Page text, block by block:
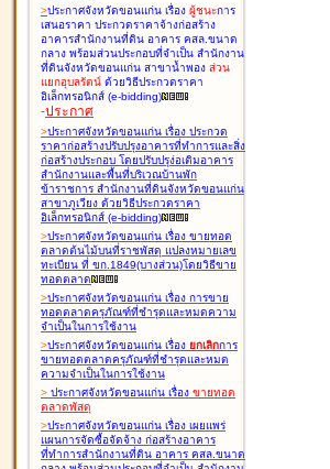
>ประกาศจังหวัดขอนแก่น เรื่อง ผู้ชนะการ
เสนอราคา ประกวดราคาจ้างก่อสร้าง
อาคารสำนักงานที่ดิน อาคาร คสล.ขนาด
กลาง พร้อมส่วนประกอบที่จำเป็น สำนักงาน
ที่ดินจังหวัดขอนแก่น สาขาน้ำพอง ส่วน
แยกอุบลรัตน์ ด้วยวิธีประกวดราคา
อิเล็กทรอนิกส์ (e-bidding)
-ประกาศ
>ประกาศจังหวัดขอนแก่น เรื่อง ประกวด
ราคาก่อสร้างปรับปรุงอาคารที่ทำการและสิ่ง
ก่อสร้างประกอบ โดยปรับปรุง่อเติมอาคาร
สำนักงานและพื้นที่บริเวณบ้านพัก
ข้าราชการ สำนักงานที่ดินจังหวัดขอนแก่น
สาขาภูเวียง ด้วยวิธีประกวดราคา
อิเล็กทรอนิกส์ (e-bidding)
>ประกาศจังหวัดขอนแก่น เรื่อง ขายทอด
ตลาดต้นไม้บนที่ราชพัสดุ แปลงหมายเลข
ทะเบียน ที่ ขก.1849(บางส่วน)โดยวิธีขาย
ทอดตลาด
>ประกาศจังหวัดขอนแก่น เรื่อง การขาย
ทอดตลาดครุภัณฑ์ที่ชำรุดและหมดความ
จำเป็นในการใช้งาน
>ประกาศจังหวัดขอนแก่น เรื่อง ยกเลิกการ
ขายทอดตลาดครุภัณฑ์ที่ชำรุดและหมด
ความจำเป็นในการใช้งาน
> ประกาศจังหวัดขอนแก่น เรื่อง ขายทอด
ตลาดพัสดุ
>ประกาศจังหวัดขอนแก่น เรื่อง เผยแพร่
แผนการจัดซื้อจัดจ้าง ก่อสร้างอาคาร
ที่ทำการสำนักงานที่ดิน อาคาร คสล.ขนาด